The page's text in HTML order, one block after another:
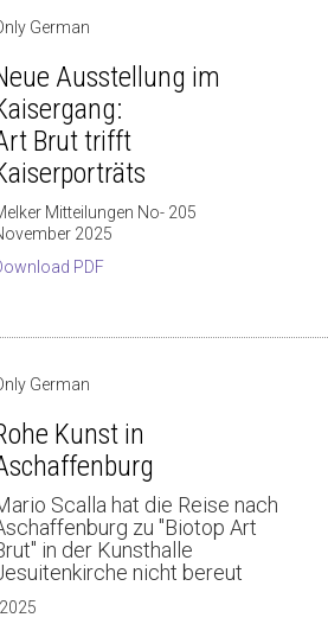
German
Ausstellung im
Brut trifft
Mitteilungen No- 205
2025
PDF
German
Kunst in
Scalla hat die Reise nach
zu "Biotop Art
in der Kunsthalle
nicht bereut